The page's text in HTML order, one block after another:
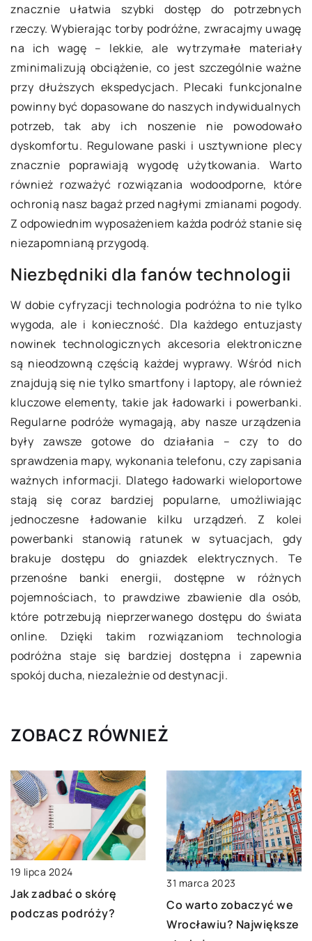
znacznie ułatwia szybki dostęp do potrzebnych
rzeczy. Wybierając torby podróżne, zwracajmy uwagę
na ich wagę – lekkie, ale wytrzymałe materiały
zminimalizują obciążenie, co jest szczególnie ważne
przy dłuższych ekspedycjach. Plecaki funkcjonalne
powinny być dopasowane do naszych indywidualnych
potrzeb, tak aby ich noszenie nie powodowało
dyskomfortu. Regulowane paski i usztywnione plecy
znacznie poprawiają wygodę użytkowania. Warto
również rozważyć rozwiązania wodoodporne, które
ochronią nasz bagaż przed nagłymi zmianami pogody.
Z odpowiednim wyposażeniem każda podróż stanie się
niezapomnianą przygodą.
Niezbędniki dla fanów technologii
W dobie cyfryzacji technologia podróżna to nie tylko
wygoda, ale i konieczność. Dla każdego entuzjasty
nowinek technologicznych akcesoria elektroniczne
są nieodzowną częścią każdej wyprawy. Wśród nich
znajdują się nie tylko smartfony i laptopy, ale również
kluczowe elementy, takie jak ładowarki i powerbanki.
Regularne podróże wymagają, aby nasze urządzenia
były zawsze gotowe do działania – czy to do
sprawdzenia mapy, wykonania telefonu, czy zapisania
ważnych informacji. Dlatego ładowarki wieloportowe
stają się coraz bardziej popularne, umożliwiając
jednoczesne ładowanie kilku urządzeń. Z kolei
powerbanki stanowią ratunek w sytuacjach, gdy
brakuje dostępu do gniazdek elektrycznych. Te
przenośne banki energii, dostępne w różnych
pojemnościach, to prawdziwe zbawienie dla osób,
które potrzebują nieprzerwanego dostępu do świata
online. Dzięki takim rozwiązaniom technologia
podróżna staje się bardziej dostępna i zapewnia
spokój ducha, niezależnie od destynacji.
ZOBACZ RÓWNIEŻ
19 lipca 2024
Jak zadbać o skórę
podczas podróży?
31 marca 2023
Co warto zobaczyć we
Wrocławiu? Największe